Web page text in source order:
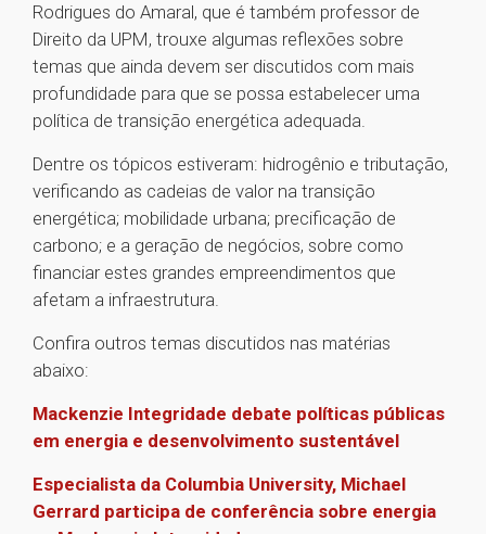
Rodrigues do Amaral, que é também professor de
Direito da UPM, trouxe algumas reflexões sobre
temas que ainda devem ser discutidos com mais
profundidade para que se possa estabelecer uma
política de transição energética adequada.
Dentre os tópicos estiveram: hidrogênio e tributação,
verificando as cadeias de valor na transição
energética; mobilidade urbana; precificação de
carbono; e a geração de negócios, sobre como
financiar estes grandes empreendimentos que
afetam a infraestrutura.
Confira outros temas discutidos nas matérias
abaixo:
Mackenzie Integridade debate políticas públicas
em energia e desenvolvimento sustentável
Especialista da Columbia University, Michael
Gerrard participa de conferência sobre energia